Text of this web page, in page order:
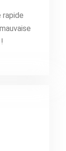
rapide